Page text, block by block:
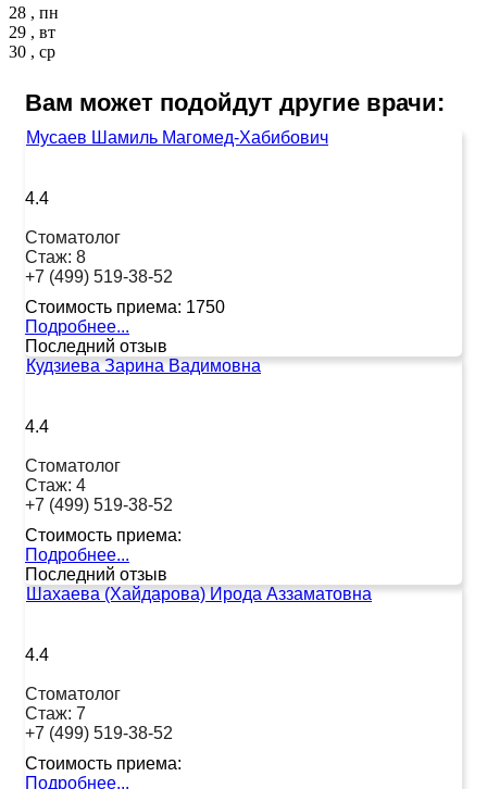
28 , пн
29 , вт
30 , ср
Вам может подойдут другие врачи:
Мусаев Шамиль Магомед-Хабибович
4.4
Стоматолог
Стаж: 8
+7 (499) 519-38-52
Стоимость приема: 1750
Подробнее...
Последний отзыв
Кудзиева Зарина Вадимовна
4.4
Стоматолог
Стаж: 4
+7 (499) 519-38-52
Стоимость приема:
Подробнее...
Последний отзыв
Шахаева (Хайдарова) Ирода Аззаматовна
4.4
Стоматолог
Стаж: 7
+7 (499) 519-38-52
Стоимость приема:
Подробнее...